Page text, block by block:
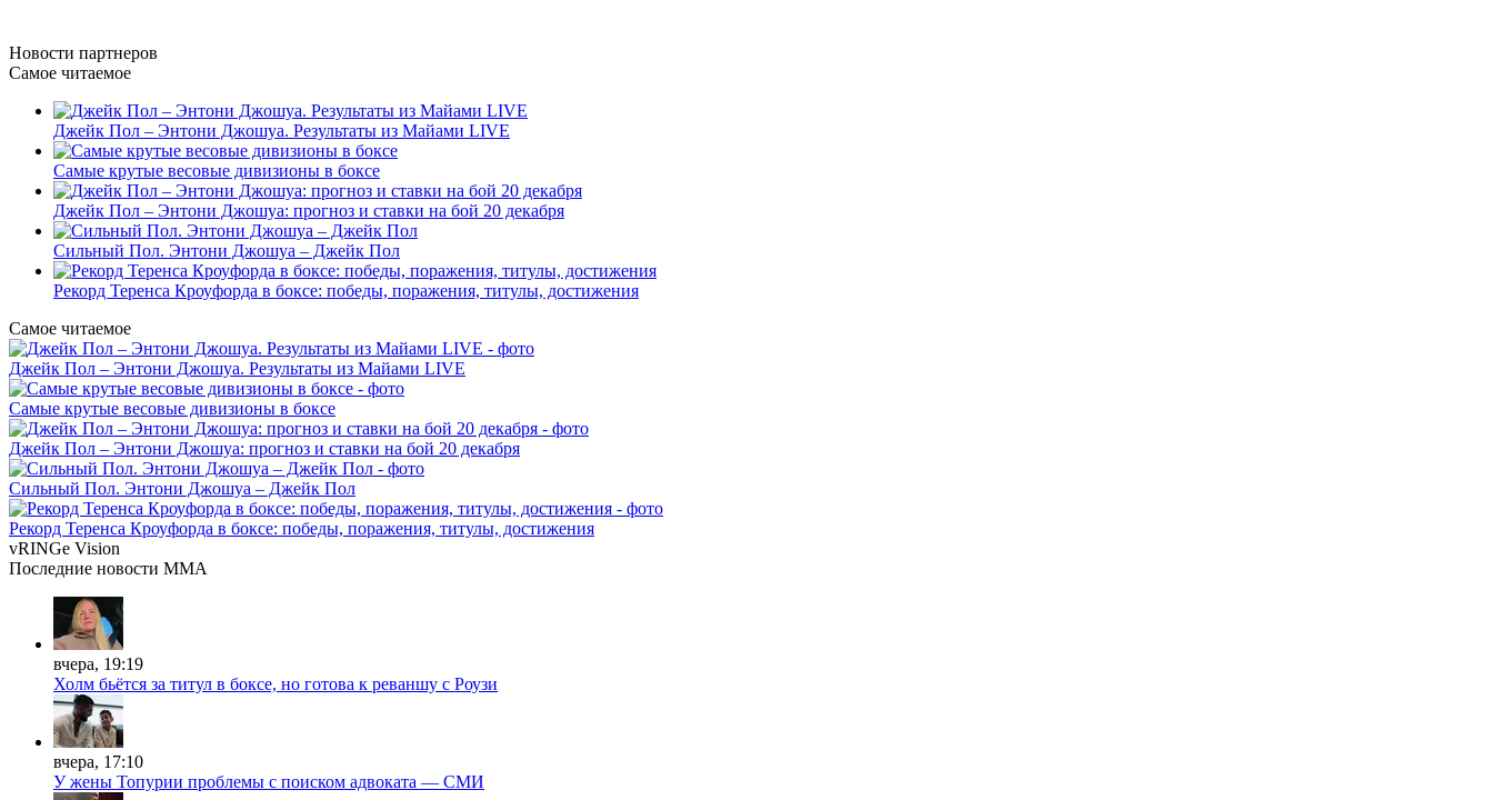
Новости партнеров
Самое читаемое
Джейк Пол – Энтони Джошуа. Результаты из Майами LIVE
Самые крутые весовые дивизионы в боксе
Джейк Пол – Энтони Джошуа: прогноз и ставки на бой 20 декабря
Сильный Пол. Энтони Джошуа – Джейк Пол
Рекорд Теренса Кроуфорда в боксе: победы, поражения, титулы, достижения
Самое читаемое
Джейк Пол – Энтони Джошуа. Результаты из Майами LIVE
Самые крутые весовые дивизионы в боксе
Джейк Пол – Энтони Джошуа: прогноз и ставки на бой 20 декабря
Сильный Пол. Энтони Джошуа – Джейк Пол
Рекорд Теренса Кроуфорда в боксе: победы, поражения, титулы, достижения
vRINGe Vision
Последние новости MMA
вчера, 19:19
Холм бьётся за титул в боксе, но готова к реваншу с Роузи
вчера, 17:10
У жены Топурии проблемы с поиском адвоката — СМИ